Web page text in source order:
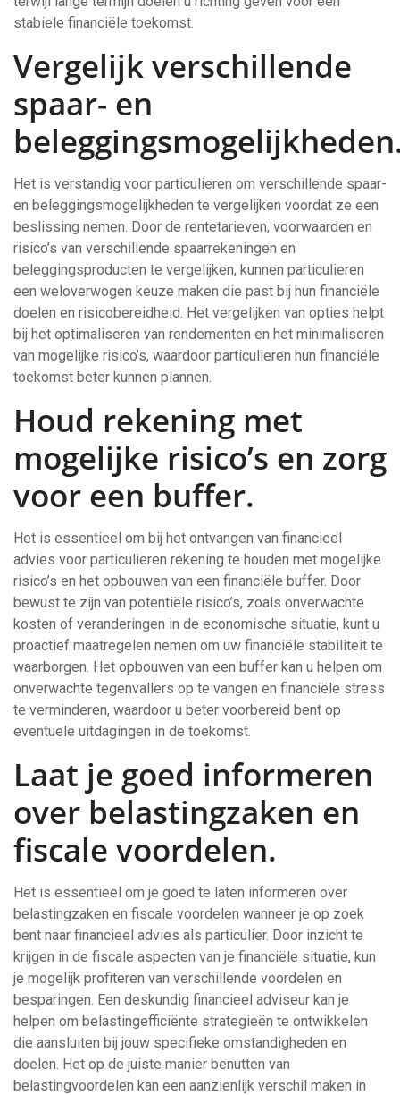
stabiele financiële toekomst.
Vergelijk verschillende
spaar- en
Het is verstandig voor particulieren om verschillende spaar-
en beleggingsmogelijkheden te vergelijken voordat ze een
beslissing nemen. Door de rentetarieven, voorwaarden en
risico’s van verschillende spaarrekeningen en
beleggingsproducten te vergelijken, kunnen particulieren
een weloverwogen keuze maken die past bij hun financiële
doelen en risicobereidheid. Het vergelijken van opties helpt
bij het optimaliseren van rendementen en het minimaliseren
van mogelijke risico’s, waardoor particulieren hun financiële
toekomst beter kunnen plannen.
Houd rekening met
mogelijke risico’s en zorg
voor een buffer.
Het is essentieel om bij het ontvangen van financieel
advies voor particulieren rekening te houden met mogelijke
risico’s en het opbouwen van een financiële buffer. Door
bewust te zijn van potentiële risico’s, zoals onverwachte
kosten of veranderingen in de economische situatie, kunt u
proactief maatregelen nemen om uw financiële stabiliteit te
waarborgen. Het opbouwen van een buffer kan u helpen om
onverwachte tegenvallers op te vangen en financiële stress
te verminderen, waardoor u beter voorbereid bent op
eventuele uitdagingen in de toekomst.
Laat je goed informeren
over belastingzaken en
fiscale voordelen.
Het is essentieel om je goed te laten informeren over
belastingzaken en fiscale voordelen wanneer je op zoek
bent naar financieel advies als particulier. Door inzicht te
krijgen in de fiscale aspecten van je financiële situatie, kun
je mogelijk profiteren van verschillende voordelen en
besparingen. Een deskundig financieel adviseur kan je
helpen om belastingefficiënte strategieën te ontwikkelen
die aansluiten bij jouw specifieke omstandigheden en
doelen. Het op de juiste manier benutten van
belastingvoordelen kan een aanzienlijk verschil maken in